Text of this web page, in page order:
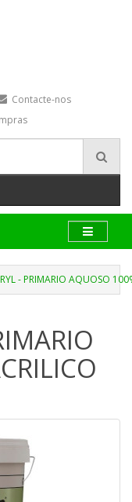
Contacte-nos
- PRIMARIO AQUOSO